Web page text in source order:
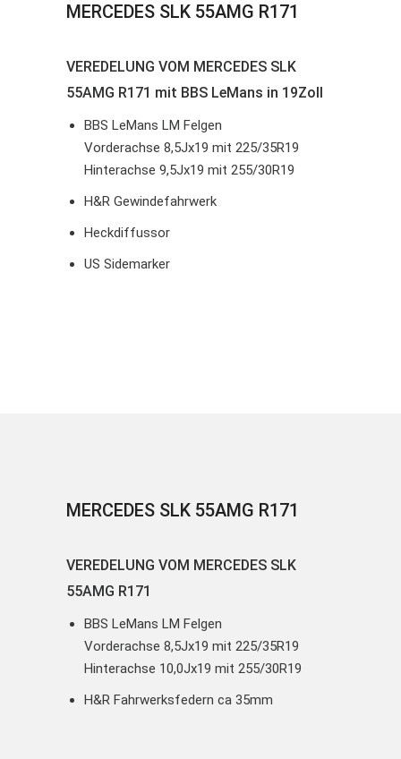
MERCEDES SLK 55AMG R171
VEREDELUNG VOM MERCEDES SLK
55AMG R171 mit BBS LeMans in 19Zoll
BBS LeMans LM Felgen
Vorderachse 8,5Jx19 mit 225/35R19
Hinterachse 9,5Jx19 mit 255/30R19
H&R Gewindefahrwerk
Heckdiffussor
US Sidemarker
MERCEDES SLK 55AMG R171
VEREDELUNG VOM MERCEDES SLK
55AMG R171
BBS LeMans LM Felgen
Vorderachse 8,5Jx19 mit 225/35R19
Hinterachse 10,0Jx19 mit 255/30R19
H&R Fahrwerksfedern ca 35mm